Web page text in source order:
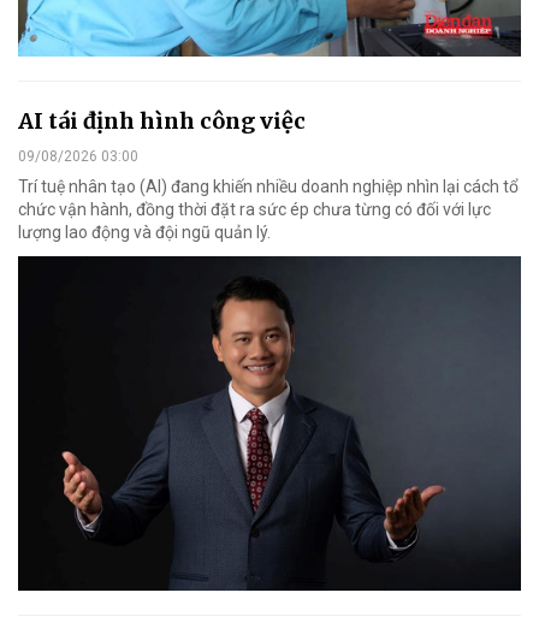
AI tái định hình công việc
09/08/2026 03:00
Trí tuệ nhân tạo (AI) đang khiến nhiều doanh nghiệp nhìn lại cách tổ
chức vận hành, đồng thời đặt ra sức ép chưa từng có đối với lực
lượng lao động và đội ngũ quản lý.